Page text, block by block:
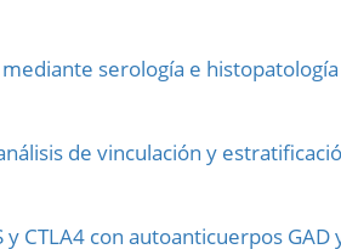
serología e
de vinculación y
CTLA4 con autoanticuerpos